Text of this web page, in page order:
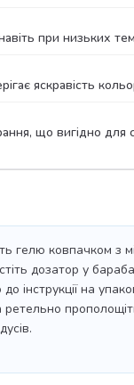
при низьких
яскравість
що вигідно для
гелю ковпачком з
дозатор у
інструкції на
ретельно